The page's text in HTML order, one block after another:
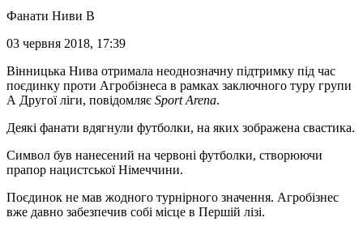
Фанати Ниви В
03 червня 2018, 17:39
Вінницька Нива отримала неоднозначну підтримку під час
поєдинку проти Агробізнеса в рамках заключного туру групи
А Другої ліги, повідомляє Sport Arena.
Деякі фанати вдягнули футболки, на яких зображена свастика.
Символ був нанесений на червоні футболки, створюючи
прапор нацистської Німеччини.
Поєдинок не мав жодного турнірного значення. Агробізнес
вже давно забезпечив собі місце в Першій лізі.